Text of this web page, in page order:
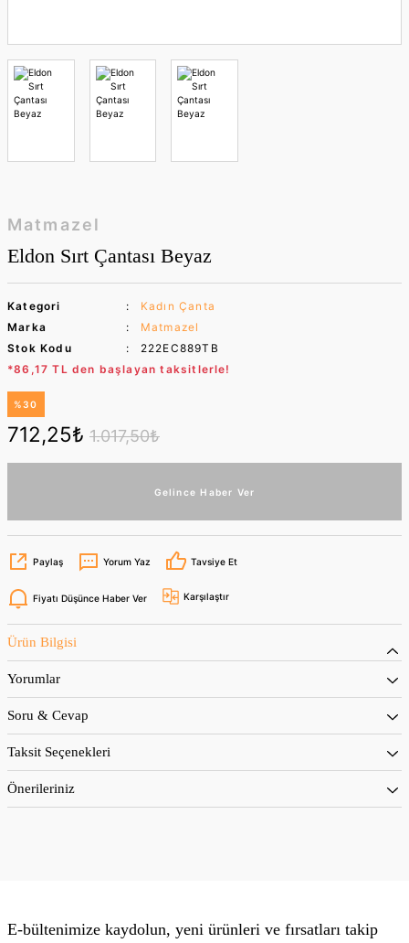
Matmazel
Eldon Sırt Çantası Beyaz
Kategori
Kadın Çanta
Marka
Matmazel
Stok Kodu
222EC889TB
*86,17 TL den başlayan taksitlerle!
%30
712,25₺ 1.017,50₺
Gelince Haber Ver
Paylaş Yorum Yaz Tavsiye Et
Fiyatı Düşünce Haber Ver Karşılaştır
Ürün Bilgisi
Yorumlar
Soru & Cevap
Taksit Seçenekleri
Önerileriniz
E-bültenimize kaydolun, yeni ürünleri ve fırsatları takip